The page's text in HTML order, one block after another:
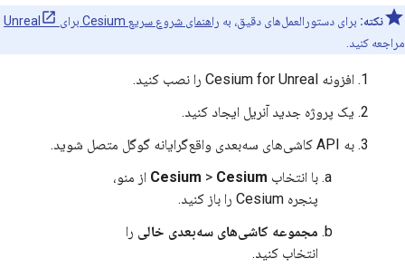
نکته: برای دستورالعمل‌های دقیق، به راهنمای شروع سریع Cesium برای Unreal
مراجعه کنید.
افزونه Cesium for Unreal را نصب کنید.
یک پروژه جدید آنریل ایجاد کنید.
به API کاشی‌های سه‌بعدی واقع‌گرایانه گوگل متصل شوید.
با انتخاب
Cesium > Cesium
از منو،
پنجره Cesium را باز کنید.
مجموعه کاشی‌های سه‌بعدی خالی را
انتخاب کنید.